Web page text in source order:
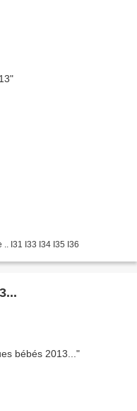
I31 I33 I34 I35 I36